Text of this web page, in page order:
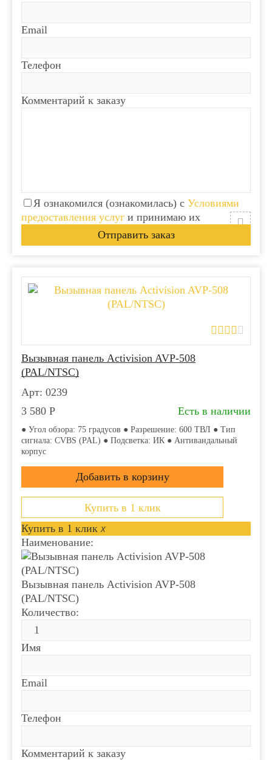
Email
Телефон
Комментарий к заказу
Я ознакомился (ознакомилась) с Условиями
предоставления услуг и принимаю их
Вызывная панель Activision AVP-508
(PAL/NTSC)
Арт: 0239
3 580 Р Есть в наличии
● Угол обзора: 75 градусов ● Разрешение: 600 ТВЛ ● Тип
сигнала: CVBS (PAL) ● Подсветка: ИК ● Антивандальный
корпус
Купить в 1 клик
Купить в 1 клик x
Наименование:
Вызывная панель Activision AVP-508
(PAL/NTSC)
Количество:
Имя
Email
Телефон
Комментарий к заказу